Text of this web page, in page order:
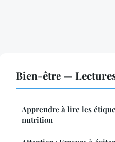
Bien-être —
Apprendre à lire les
nutrition